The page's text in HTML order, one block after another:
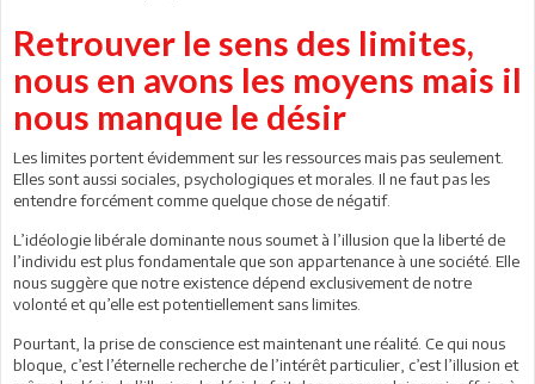
Retrouver le sens des limites,
nous en avons les moyens mais il
nous manque le désir
Les limites portent évidemment sur les ressources mais pas seulement.
Elles sont aussi sociales, psychologiques et morales. Il ne faut pas les
entendre forcément comme quelque chose de négatif.
L’idéologie libérale dominante nous soumet à l’illusion que la liberté de
l’individu est plus fondamentale que son appartenance à une société. Elle
nous suggère que notre existence dépend exclusivement de notre
volonté et qu’elle est potentiellement sans limites.
Pourtant, la prise de conscience est maintenant une réalité. Ce qui nous
bloque, c’est l’éternelle recherche de l’intérêt particulier, c’est l’illusion et